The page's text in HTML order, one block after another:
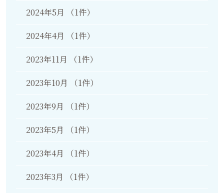
2024年5月 （1件）
2024年4月 （1件）
2023年11月 （1件）
2023年10月 （1件）
2023年9月 （1件）
2023年5月 （1件）
2023年4月 （1件）
2023年3月 （1件）